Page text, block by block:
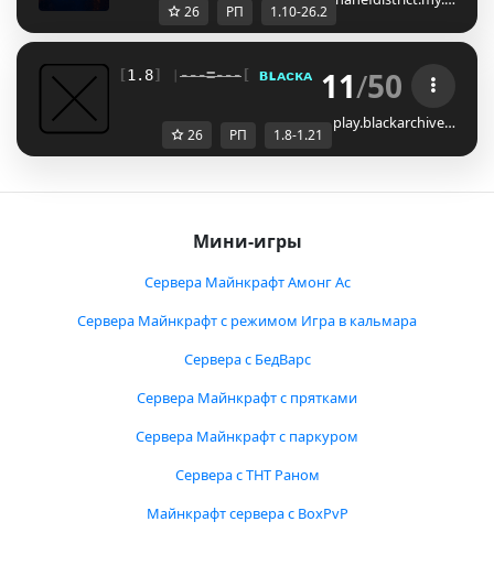
26 РП 1.10-26.2
[1.8] ❘---=--- [ ʙʟᴀᴄᴋᴀ ᴄʜ ɪᴠ ᴇ]---=---
11/50
play.blackarchive…
26 РП 1.8-1.21
Мини-игры
Сервера Майнкрафт Амонг Ас
Сервера Майнкрафт с режимом Игра в кальмара
Сервера с БедВарс
Сервера Майнкрафт с прятками
Сервера Майнкрафт с паркуром
Сервера с ТНТ Раном
Майнкрафт сервера с BoxPvP